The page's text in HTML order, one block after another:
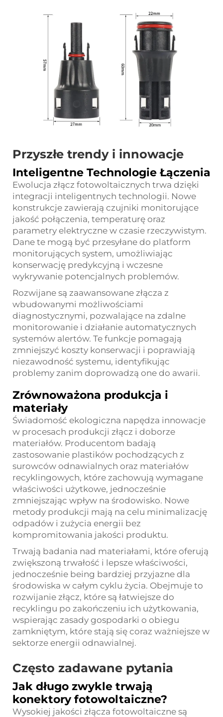
Przyszłe trendy i innowacje
Inteligentne Technologie Łączenia
Ewolucja złącz fotowoltaicznych trwa dzięki
integracji inteligentnych technologii. Nowe
konstrukcje zawierają czujniki monitorujące
jakość połączenia, temperaturę oraz
parametry elektryczne w czasie rzeczywistym.
Dane te mogą być przesyłane do platform
monitorujących system, umożliwiając
konserwację predykcyjną i wczesne
wykrywanie potencjalnych problemów.
Rozwijane są zaawansowane złącza z
wbudowanymi możliwościami
diagnostycznymi, pozwalające na zdalne
monitorowanie i działanie automatycznych
systemów alertów. Te funkcje pomagają
zmniejszyć koszty konserwacji i poprawiają
niezawodność systemu, identyfikując
problemy zanim doprowadzą one do awarii.
Zrównoważona produkcja i
materiały
Świadomość ekologiczna napędza innowacje
w procesach produkcji złącz i doborze
materiałów. Producentom badają
zastosowanie plastików pochodzących z
surowców odnawialnych oraz materiałów
recyklingowych, które zachowują wymagane
właściwości użytkowe, jednocześnie
zmniejszając wpływ na środowisko. Nowe
metody produkcji mają na celu minimalizację
odpadów i zużycia energii bez
kompromitowania jakości produktu.
Trwają badania nad materiałami, które oferują
zwiększoną trwałość i lepsze właściwości,
jednocześnie being bardziej przyjazne dla
środowiska w całym cyklu życia. Obejmuje to
rozwijanie złącz, które są łatwiejsze do
recyklingu po zakończeniu ich użytkowania,
wspierając zasady gospodarki o obiegu
zamkniętym, które stają się coraz ważniejsze w
sektorze energii odnawialnej.
Często zadawane pytania
Jak długo zwykle trwają
konektory fotowoltaiczne?
Wysokiej jakości złącza fotowoltaiczne są